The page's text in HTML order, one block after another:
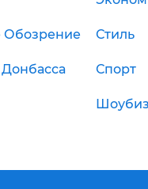
Обозрение Стиль
Спорт
Шоубиз